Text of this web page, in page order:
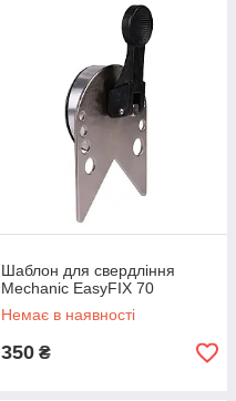
Шаблон для свердління
Mechanic EasyFIX 70
Немає в наявності
350 ₴